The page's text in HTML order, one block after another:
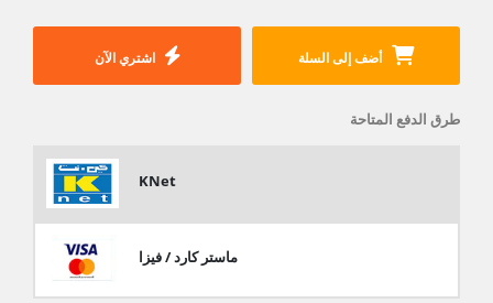
أضف إلى السلة اشتري الآن
طرق الدفع المتاحة
KNet
ماستر كارد / فيزا